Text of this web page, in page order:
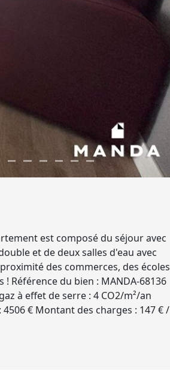
est composé du séjour avec
et de deux salles d'eau avec
des commerces, des écoles
Référence du bien : MANDA-68136
à effet de serre : 4 CO2/m²/an
€ Montant des charges : 147 € /